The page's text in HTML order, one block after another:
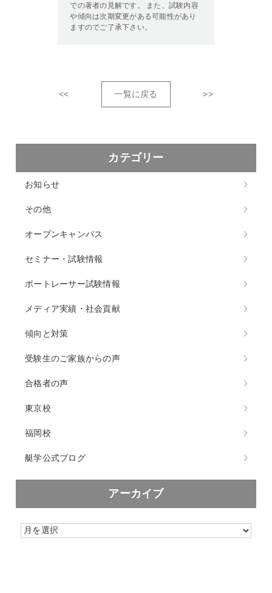
での著者の見解です。 また、試験内容
や傾向は次期変更がある可能性があり
ますのでご了承下さい。
<< 一覧に戻る >>
カテゴリー
お知らせ
その他
オープンキャンパス
セミナー・試験情報
ボートレーサー試験情報
メディア実績・社会貢献
傾向と対策
受験生のご家族からの声
合格者の声
東京校
福岡校
艇学公式ブログ
アーカイブ